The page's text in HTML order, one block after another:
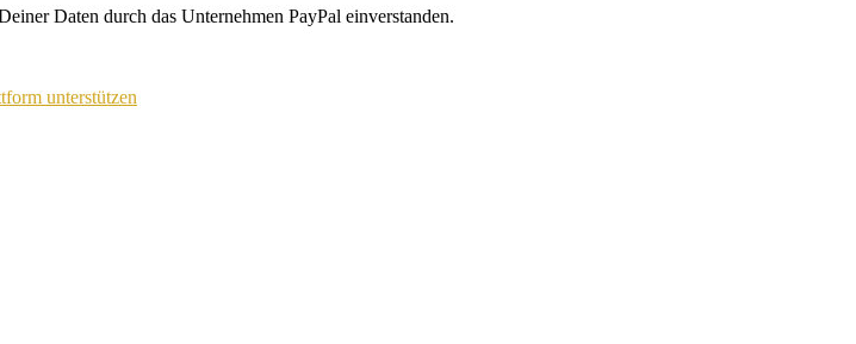
Daten durch das Unternehmen PayPal einverstanden.
unterstützen